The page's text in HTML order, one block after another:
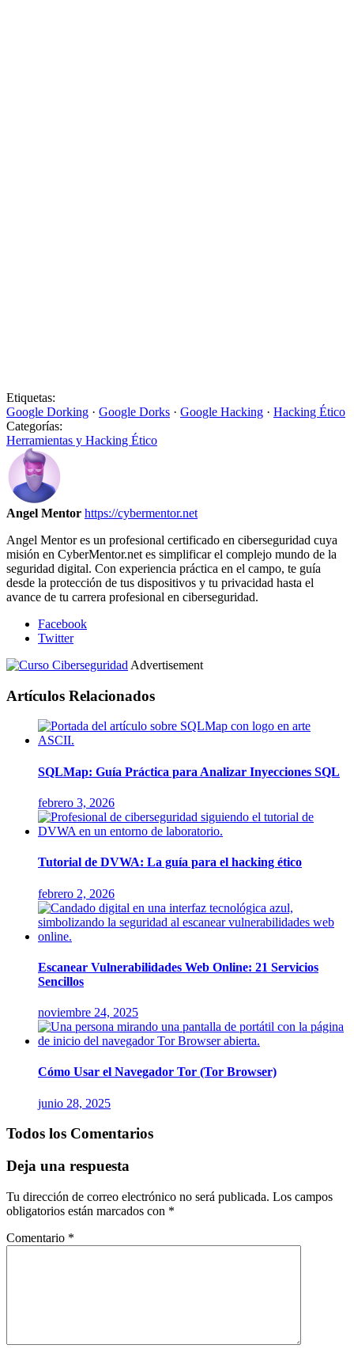
Etiquetas:
Google Dorking · Google Dorks · Google Hacking · Hacking Ético
Categorías:
Herramientas y Hacking Ético
Angel Mentor https://cybermentor.net
Angel Mentor es un profesional certificado en ciberseguridad cuya
misión en CyberMentor.net es simplificar el complejo mundo de la
seguridad digital. Con experiencia práctica en el campo, te guía
desde la protección de tus dispositivos y tu privacidad hasta el
avance de tu carrera profesional en ciberseguridad.
Facebook
Twitter
Advertisement
Artículos Relacionados
SQLMap: Guía Práctica para Analizar Inyecciones SQL
febrero 3, 2026
Tutorial de DVWA: La guía para el hacking ético
febrero 2, 2026
Escanear Vulnerabilidades Web Online: 21 Servicios
Sencillos
noviembre 24, 2025
Cómo Usar el Navegador Tor (Tor Browser)
junio 28, 2025
Todos los Comentarios
Deja una respuesta
Tu dirección de correo electrónico no será publicada. Los campos
obligatorios están marcados con *
Comentario *